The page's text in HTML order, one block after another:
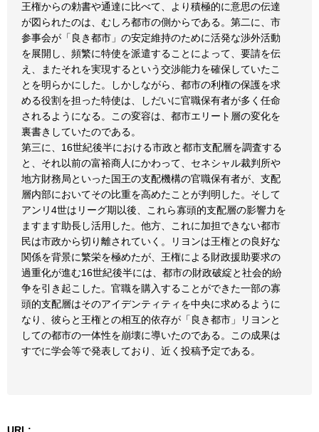
王権からの勅書や通達に比べて、より積極的に意思の伝達
が図られたのは、むしろ都市の側からである。第二に、市
参事会が「良き都市」の安定維持のために活発な渉外活動
を展開し、頻繁に特使を派遣することによって、要請を伝
え、またそれを実現するという交渉能力を確保していたこ
とを明らかにした。しかしながら、都市の利権の保護を求
める役割を担った特使は、しだいに官職保有者が多く任命
されるようになる。この変容は、都市エリート層の変化を
裏書きしていたのである。
第三に、16世紀後半における市政と都市支配層を調査する
と、それ以前の富裕商人にかわって、セネシャル裁判所や
地方財務局といった国王の支配機構の官職保有者が、支配
層内部においてその比重を高めたことが判明した。そして
アンリ4世はリーグ期以後、これら寡頭的支配層の影響力を
ますます助長し活用した。他方、これに加担できない都市
民は市政から切り離されていく。リヨンは王権との良好な
関係を背景に繁栄を極めたが、王権による財政援助要求の
過重化が進む16世紀後半には、都市の財政破綻と社会的紛
争を引き起こした。官職を購入することができた一部の寡
頭的支配層はそのアイデンティティを中央に求めるように
なり、彼らと王権との相互的依存が「良き都市」リヨンと
しての都市の一体性を崩壊に導いたのである。この成果は
すでに学会等で発表しており、近く投稿予定である。